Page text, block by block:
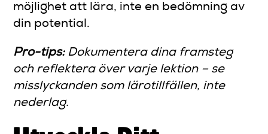
möjlighet att lära, inte en bedömning av
din potential.
Pro-tips: Dokumentera dina framsteg
och reflektera över varje lektion – se
misslyckanden som lärotillfällen, inte
nederlag.